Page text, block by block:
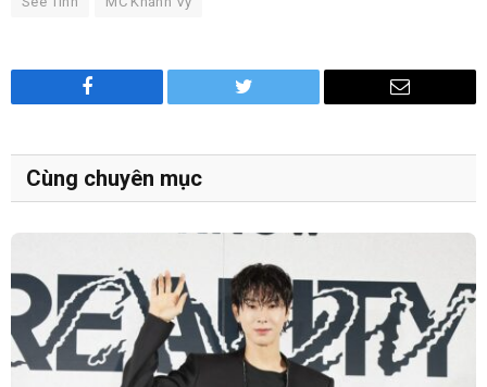
Facebook Twitter Email
Cùng chuyên mục